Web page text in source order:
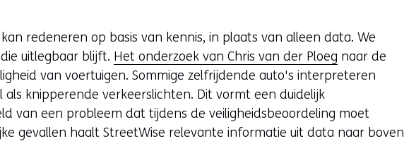
redeneren op basis van kennis, in plaats van alleen data. We
uitlegbaar blijft. Het onderzoek van Chris van der Ploeg naar de
van voertuigen. Sommige zelfrijdende auto's interpreteren
knipperende verkeerslichten. Dit vormt een duidelijk
van een probleem dat tijdens de veiligheidsbeoordeling moet
gevallen haalt StreetWise relevante informatie uit data naar boven